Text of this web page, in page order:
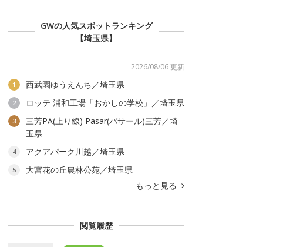
GWの人気スポットランキング
【埼玉県】
2026/08/06 更新
1 西武園ゆうえんち／埼玉県
2 ロッテ 浦和工場「おかしの学校」／埼玉県
3
三芳PA(上り線) Pasar(パサール)三芳／埼
玉県
4 アクアパーク川越／埼玉県
5
大宮花の丘農林公苑／埼玉県
もっと見る
閲覧履歴